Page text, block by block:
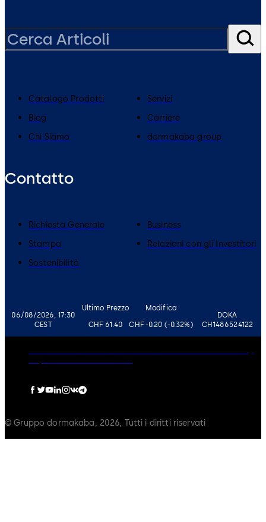
06/08/2026, 17:30
CEST
Ultimo Prezzo
CHF 61.40
Modifica
CHF -0.20 (-0.32%)
DOKA
CH1486524122
Catalogo Prodotti
Servizi
Blog
Carriere
Chi Siamo
dormakaba group
Contatto
Richiesta Generale
Business
Stampa
Relazioni con gli Investitori
Sostenibilità
© Gruppo dormakaba, 2026, Tutti i diritti riservati